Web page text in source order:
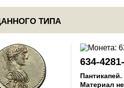
ТИПА
634-
Пантикапей.
Материал